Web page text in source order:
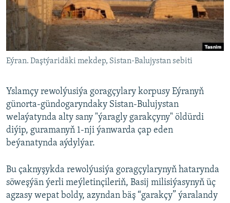
Eýran. Daştýaridäki mekdep, Sistan-Balujystan sebiti
Yslamçy rewolýusiýa goragçylary korpusy Eýranyň
günorta-gündogaryndaky Sistan-Bulujystan
welaýatynda alty sany "ýaragly garakçyny" öldürdi
diýip, guramanyň 1-nji ýanwarda çap eden
beýanatynda aýdylýar.
Bu çaknyşykda rewolýusiýa goragçylarynyň hatarynda
söweşýän ýerli meýletinçileriň, Basij milisiýasynyň üç
agzasy wepat boldy, azyndan bäş “garakçy” ýaralandy